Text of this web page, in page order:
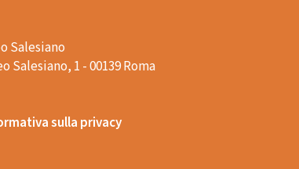
Salesiano
Salesiano, 1 - 00139 Roma
sulla privacy